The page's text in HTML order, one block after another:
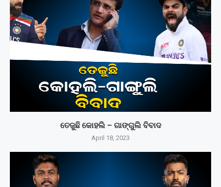
ତେଜୁଛି କୋହଲି – ଗାଙ୍ଗୁଲି ବିବାଦ
April 18, 2023